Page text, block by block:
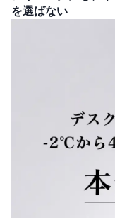
を選ばない